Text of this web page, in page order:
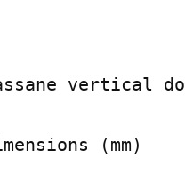
vertical
(mm)